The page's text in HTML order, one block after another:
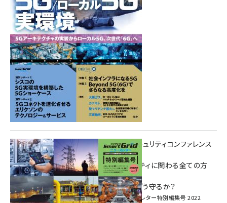
重要インフラサイバーセキュリティコンファレンス
特別電子版！
― 産業サイバーセキュリティに関わる全ての方
へ！ ―
加速するDX、OT/IoTをどう守るか？
インプレス SmartGridニューズレター特別編集号 2022